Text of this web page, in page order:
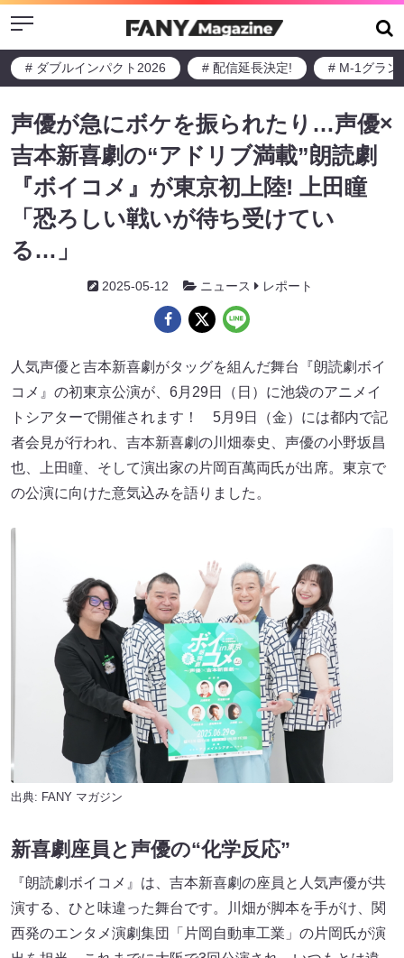
Menu
# ダブルインパクト2026 # 配信延長決定! # M-1グラン
声優が急にボケを振られたり…声優×
吉本新喜劇の“アドリブ満載”朗読劇
『ボイコメ』が東京初上陸! 上田瞳
「恐ろしい戦いが待ち受けてい
る…」
2025-05-12 ニュース レポート
人気声優と吉本新喜劇がタッグを組んだ舞台『朗読劇ボイ
コメ』の初東京公演が、6月29日（日）に池袋のアニメイ
トシアターで開催されます！ 5月9日（金）には都内で記
者会見が行われ、吉本新喜劇の川畑泰史、声優の小野坂昌
也、上田瞳、そして演出家の片岡百萬両氏が出席。東京で
の公演に向けた意気込みを語りました。
出典: FANY マガジン
新喜劇座員と声優の“化学反応”
『朗読劇ボイコメ』は、吉本新喜劇の座員と人気声優が共
演する、ひと味違った舞台です。川畑が脚本を手がけ、関
西発のエンタメ演劇集団「片岡自動車工業」の片岡氏が演